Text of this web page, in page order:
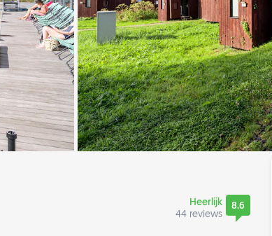
8.6
Heerlijk
44 reviews